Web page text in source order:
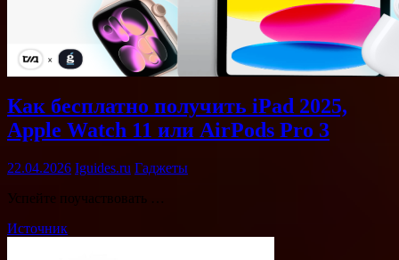
Как бесплатно получить iPad 2025,
Apple Watch 11 или AirPods Pro 3
22.04.2026 Iguides.ru Гаджеты
Успейте поучаствовать …
Источник